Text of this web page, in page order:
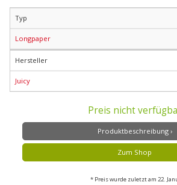
Typ
Longpaper
Hersteller
Juicy
Preis nicht
Produktbeschreibung ›
Zum Shop
* Preis wurde zuletzt am 22.